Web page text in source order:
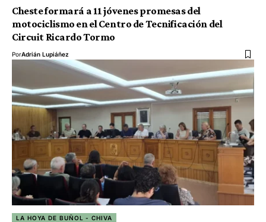
Cheste formará a 11 jóvenes promesas del
motociclismo en el Centro de Tecnificación del
Circuit Ricardo Tormo
PorAdrián Lupiáñez
LA HOYA DE BUÑOL - CHIVA